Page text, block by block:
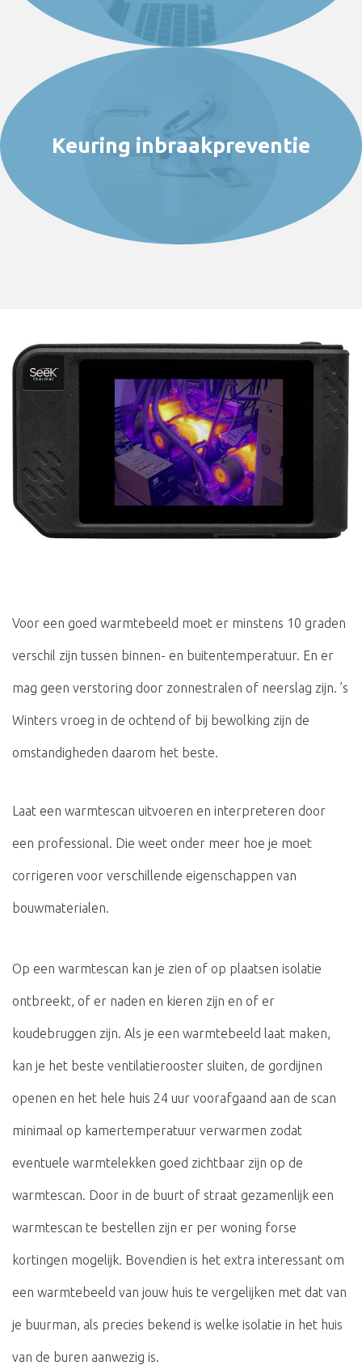
Keuring inbraakpreventie
Voor een goed warmtebeeld moet er minstens 10 graden
verschil zijn tussen binnen- en buitentemperatuur. En er
mag geen verstoring door zonnestralen of neerslag zijn. ’s
Winters vroeg in de ochtend of bij bewolking zijn de
omstandigheden daarom het beste.
Laat een warmtescan uitvoeren en interpreteren door
een professional. Die weet onder meer hoe je moet
corrigeren voor verschillende eigenschappen van
bouwmaterialen.
Op een warmtescan kan je zien of op plaatsen isolatie
ontbreekt, of er naden en kieren zijn en of er
koudebruggen zijn. Als je een warmtebeeld laat maken,
kan je het beste ventilatierooster sluiten, de gordijnen
openen en het hele huis 24 uur voorafgaand aan de scan
minimaal op kamertemperatuur verwarmen zodat
eventuele warmtelekken goed zichtbaar zijn op de
warmtescan. Door in de buurt of straat gezamenlijk een
warmtescan te bestellen zijn er per woning forse
kortingen mogelijk. Bovendien is het extra interessant om
een warmtebeeld van jouw huis te vergelijken met dat van
je buurman, als precies bekend is welke isolatie in het huis
van de buren aanwezig is.